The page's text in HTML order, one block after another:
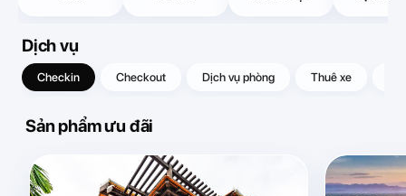
Dịch vụ
Checkin Checkout Dịch vụ phòng Thuê xe
Sản phẩm ưu đãi